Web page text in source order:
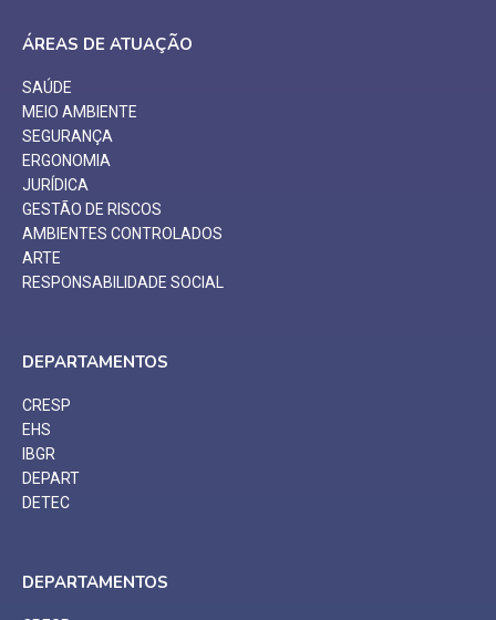
ÁREAS DE ATUAÇÃO
SAÚDE
MEIO AMBIENTE
SEGURANÇA
ERGONOMIA
JURÍDICA
GESTÃO DE RISCOS
AMBIENTES CONTROLADOS
ARTE
RESPONSABILIDADE SOCIAL
DEPARTAMENTOS
CRESP
EHS
IBGR
DEPART
DETEC
DEPARTAMENTOS